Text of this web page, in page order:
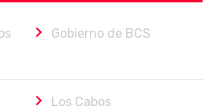
Gobierno de BCS
Los Cabos